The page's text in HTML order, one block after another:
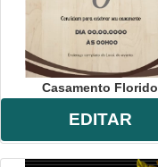
Casamento Florido
EDITAR